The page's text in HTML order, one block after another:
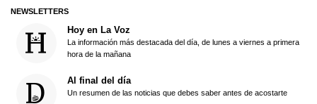
NEWSLETTERS
Hoy en La Voz
La información más destacada del día, de lunes a viernes a primera
hora de la mañana
Al final del día
Un resumen de las noticias que debes saber antes de acostarte